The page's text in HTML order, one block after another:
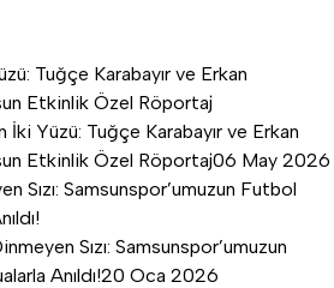
İki Yüzü: Tuğçe Karabayır ve Erkan
Etkinlik Özel Röportaj06 May 2026
Sızı: Samsunspor’umuzun
Anıldı!20 Oca 2026